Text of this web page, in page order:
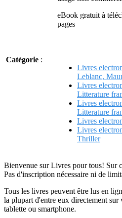
eBook gratuit à
pages
Catégorie :
Livres
Leblanc,
Livres
Litterature
Livres
Litterature
Livres
Livres
Thriller
Bienvenue sur Livres pour tous! Sur
Pas d'inscription nécessaire ni de
Tous les livres peuvent être lus en
la plupart d'entre eux directement sur
tablette ou smartphone.